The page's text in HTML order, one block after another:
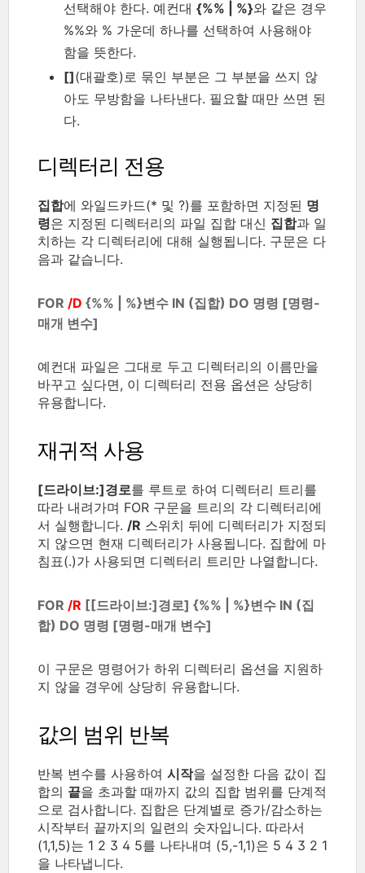
선택해야 한다. 예컨대 {%% | %}와 같은 경우
%%와 % 가운데 하나를 선택하여 사용해야
함을 뜻한다.
[](대괄호)로 묶인 부분은 그 부분을 쓰지 않
아도 무방함을 나타낸다. 필요할 때만 쓰면 된
다.
디렉터리 전용
집합에 와일드카드(* 및 ?)를 포함하면 지정된 명
령은 지정된 디렉터리의 파일 집합 대신 집합과 일
치하는 각 디렉터리에 대해 실행됩니다. 구문은 다
음과 같습니다.
FOR /D {%% | %}변수 IN (집합) DO 명령 [명령-
매개 변수]
예컨대 파일은 그대로 두고 디렉터리의 이름만을
바꾸고 싶다면, 이 디렉터리 전용 옵션은 상당히
유용합니다.
재귀적 사용
[드라이브:]경로를 루트로 하여 디렉터리 트리를
따라 내려가며 FOR 구문을 트리의 각 디렉터리에
서 실행합니다. /R 스위치 뒤에 디렉터리가 지정되
지 않으면 현재 디렉터리가 사용됩니다. 집합에 마
침표(.)가 사용되면 디렉터리 트리만 나열합니다.
FOR /R [[드라이브:]경로] {%% | %}변수 IN (집
합) DO 명령 [명령-매개 변수]
이 구문은 명령어가 하위 디렉터리 옵션을 지원하
지 않을 경우에 상당히 유용합니다.
값의 범위 반복
반복 변수를 사용하여 시작을 설정한 다음 값이 집
합의 끝을 초과할 때까지 값의 집합 범위를 단계적
으로 검사합니다. 집합은 단계별로 증가/감소하는
시작부터 끝까지의 일련의 숫자입니다. 따라서
(1,1,5)는 1 2 3 4 5를 나타내며 (5,-1,1)은 5 4 3 2 1
을 나타냅니다.